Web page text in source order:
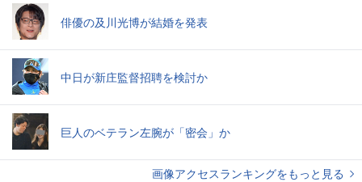
俳優の及川光博が結婚を発表
中日が新庄監督招聘を検討か
巨人のベテラン左腕が「密会」か
画像アクセスランキングをもっと見る